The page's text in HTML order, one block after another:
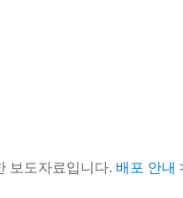
보도자료입니다. 배포 안내